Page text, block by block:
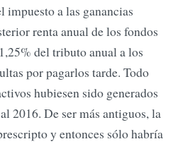
a las ganancias
renta anual de los fondos
del tributo anual a los
por pagarlos tarde. Todo
hubiesen sido generados
2016. De ser más antiguos, la
y entonces sólo habría